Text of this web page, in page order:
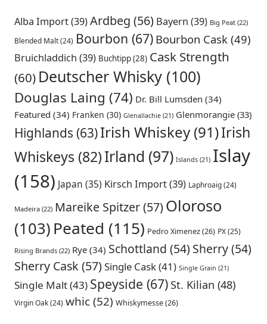
Alba Import(39)Ardbeg (56) Bayern (39) Big Peat(22)
Blended Malt(24) Bourbon (67) Bourbon Cask(49)
Bruichladdich (39) Buchtipp(28) Cask Strength
(60) Deutscher Whisky(100)
Douglas Laing (74) Dr. Bill Lumsden (34)
Featured (34) Franken (30) Glenallachie(21) Glenmorangie(33)
Highlands (63)Irish Whiskey(91)Irish
Whiskeys (82)Irland (97) Islands(21) Islay
(158) Japan (35) Kirsch Import(39) Laphroaig(24)
Madeira(22) Mareike Spitzer(57)Oloroso
(103) Peated (115) Pedro Ximenez(26) PX(25)
Rising Brands(22) Rye(34) Schottland (54) Sherry(54)
Sherry Cask (57)Single Cask(41) Single Grain (21)
Single Malt(43) Speyside (67) St. Kilian (48)
Virgin Oak(24) whic(52) Whiskymesse(26)